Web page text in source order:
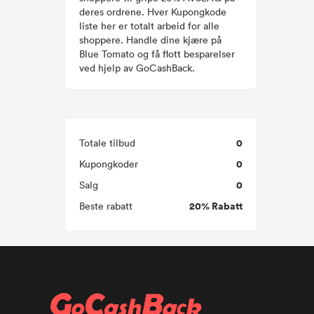
deres ordrene. Hver Kupongkode
liste her er totalt arbeid for alle
shoppere. Handle dine kjære på
Blue Tomato og få flott besparelser
ved hjelp av GoCashBack.
Totale tilbud 0
Kupongkoder 0
Salg 0
Beste rabatt 20% Rabatt